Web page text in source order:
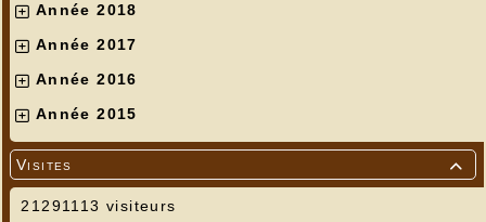
Année 2018
Année 2017
Année 2016
Année 2015

Visites
21291113 visiteurs